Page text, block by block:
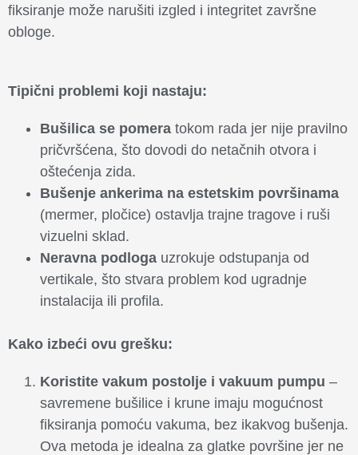
fiksiranje može narušiti izgled i integritet završne
obloge.
Tipični problemi koji nastaju:
Bušilica se pomera tokom rada jer nije pravilno
pričvršćena, što dovodi do netačnih otvora i
oštećenja zida.
Bušenje ankerima na estetskim površinama
(mermer, pločice) ostavlja trajne tragove i ruši
vizuelni sklad.
Neravna podloga uzrokuje odstupanja od
vertikale, što stvara problem kod ugradnje
instalacija ili profila.
Kako izbeći ovu grešku:
Koristite vakum postolje i vakuum pumpu –
savremene bušilice i krune imaju mogućnost
fiksiranja pomoću vakuma, bez ikakvog bušenja.
Ova metoda je idealna za glatke površine jer ne